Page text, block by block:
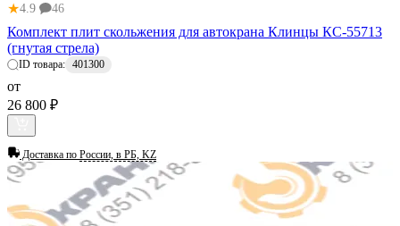
★4.9 46
Комплект плит скольжения для автокрана Клинцы КС-55713
(гнутая стрела)
ID товара: 401300
от
26 800 ₽
Доставка по России, в РБ, KZ